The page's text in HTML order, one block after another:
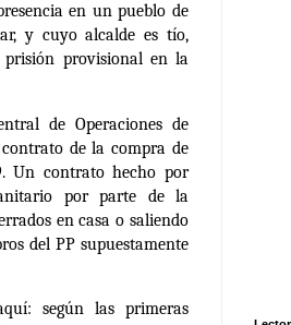
en un pueblo de
y cuyo alcalde es tío,
prisión provisional en la
de Operaciones de
de la compra de
Un contrato hecho por
por parte de la
en casa o saliendo
del PP supuestamente
según las primeras